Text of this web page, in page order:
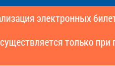
электронных
только